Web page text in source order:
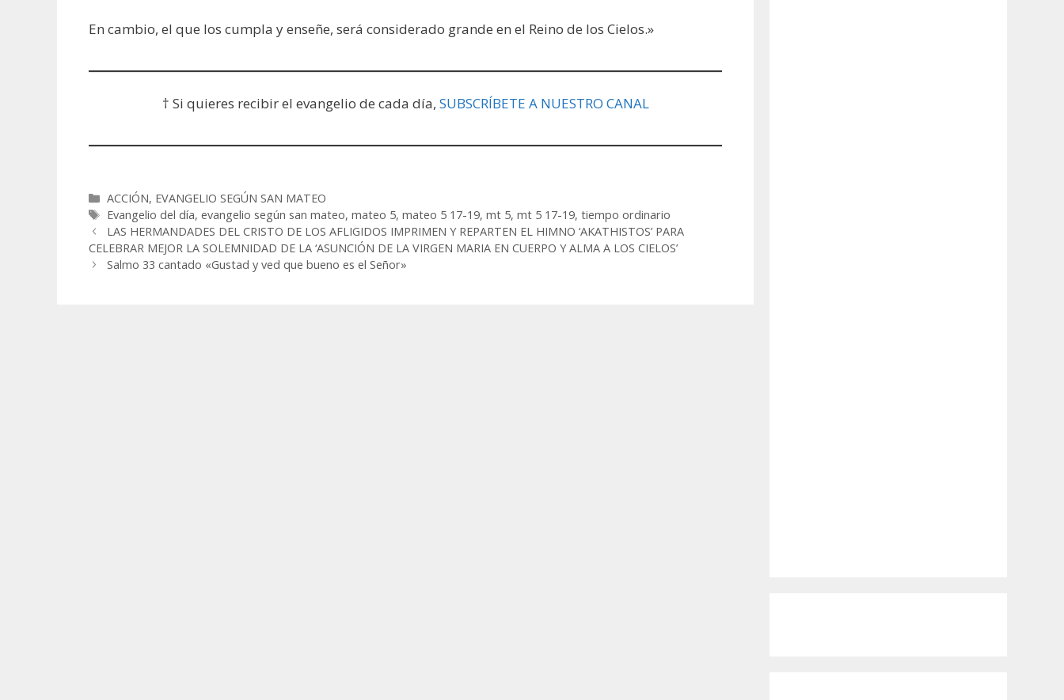
En cambio, el que los cumpla y enseñe, será considerado grande en el Reino de los Cielos.»
† Si quieres recibir el evangelio de cada día, SUBSCRÍBETE A NUESTRO CANAL
Categorías
ACCIÓN, EVANGELIO SEGÚN SAN MATEO
Etiquetas
Evangelio del día,evangelio según san mateo,mateo 5,mateo 5 17-19,mt 5,mt 5 17-19,tiempo ordinario
LAS HERMANDADES DEL CRISTO DE LOS AFLIGIDOS IMPRIMEN Y REPARTEN EL HIMNO ‘AKATHISTOS’ PARA
CELEBRAR MEJOR LA SOLEMNIDAD DE LA ‘ASUNCIÓN DE LA VIRGEN MARIA EN CUERPO Y ALMA A LOS CIELOS’
Salmo 33 cantado «Gustad y ved que bueno es el Señor»